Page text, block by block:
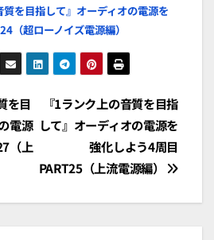
質を目指して』オーディオの電源を
（超ローノイズ電源編）
『1ランク上の音質を目指
して』オーディオの電源を
強化しよう4周目
PART25（上流電源編）
を目
電源
（上